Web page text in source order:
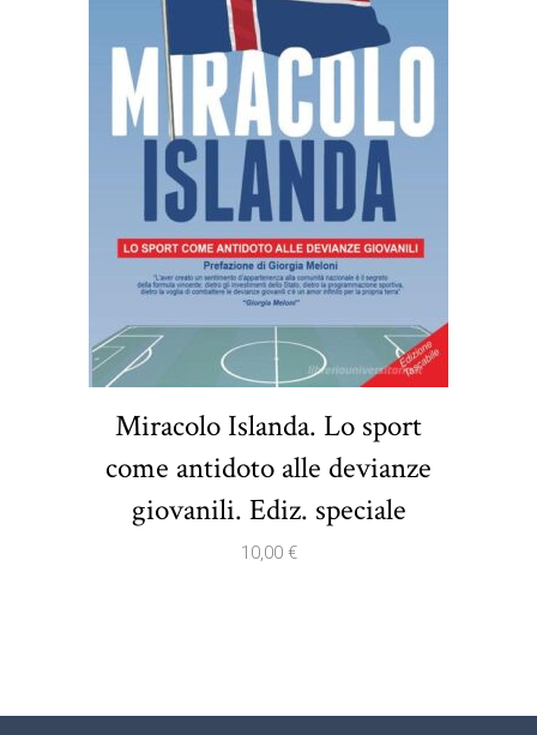
Miracolo Islanda. Lo sport
come antidoto alle devianze
giovanili. Ediz. speciale
10,00 €